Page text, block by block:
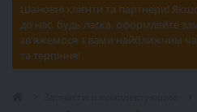
Шановні клієнти та партнери!
до нас, будь ласка, оформляйте
зв'яжемося з вами найближчим
та терпіння!